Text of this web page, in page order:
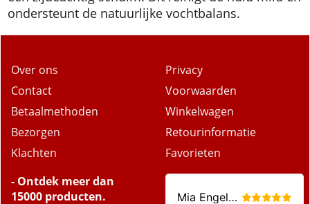
een zijdeachtig schuim. Dit reinigt de huid mild en
ondersteunt de natuurlijke vochtbalans.
Over ons
Contact
Betaalmethoden
Bezorgen
Klachten
Privacy
Voorwaarden
Winkelwagen
Retourinformatie
Favorieten